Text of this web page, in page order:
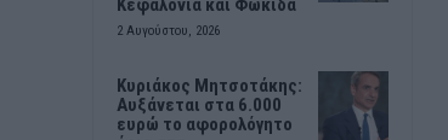
Κεφαλονιά και Φωκίδα
2 Αυγούστου, 2026
Κυριάκος Μητσοτάκης:
Αυξάνεται στα 6.000
ευρώ το αφορολόγητο